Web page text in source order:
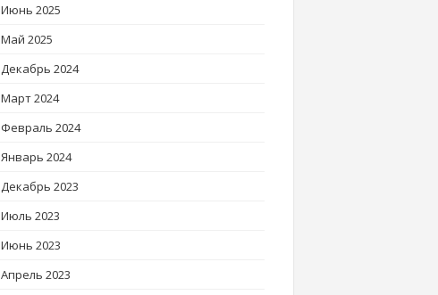
Июнь 2025
Май 2025
Декабрь 2024
Март 2024
Февраль 2024
Январь 2024
Декабрь 2023
Июль 2023
Июнь 2023
Апрель 2023